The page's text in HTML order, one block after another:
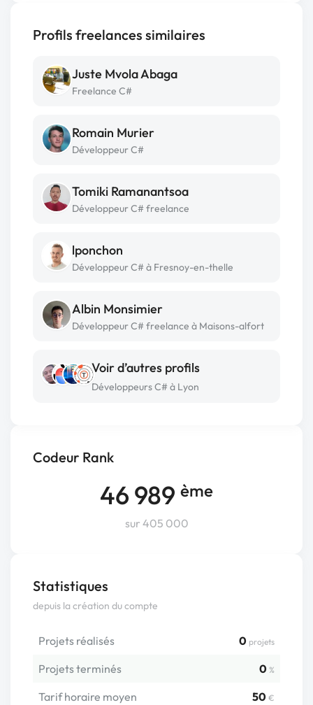
Codeur Rank
46 989 ème
sur 405 000
Statistiques
depuis la création du compte
Projets réalisés 0 projets
Projets terminés 0 %
Tarif horaire moyen 50 €
Profils freelances similaires
Juste Mvola Abaga
Freelance C#
Romain Murier
Développeur C#
Tomiki Ramanantsoa
Développeur C# freelance
lponchon
Développeur C# à Fresnoy-en-thelle
Albin Monsimier
Développeur C# freelance à Maisons-alfort
Voir d’autres profils
Développeurs C# à Lyon